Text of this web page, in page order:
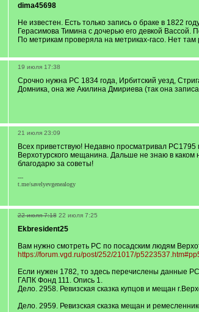
dima45698
Не известен. Есть только запись о браке в 1822
Герасимова Тимина с дочерью его девкой Вассой.
По метрикам проверяла на метриках-гасо. Нет там
19 июля 17:38
Срочно нужна РС 1834 года, Ирбитский уезд,
Домника, она же Акилина Дмириева (так она
21 июля 23:09
Всех приветствую! Недавно просматривал РС1795
Верхотурского мещанина. Дальше не знаю в
благодарю за советы!
---
t.me/savelyevgenealogy
22 июля 7:18 22 июля 7:25
Ekbresident25
Вам нужно смотреть РС по посадским людям
https://forum.vgd.ru/post/252/21017/
Если нужен 1782, то здесь перечислены данные
ГАПК Фонд 111. Опись 1.
Дело. 2958. Ревизская сказка купцов и мещан
Дело. 2959. Ревизская сказка мещан и